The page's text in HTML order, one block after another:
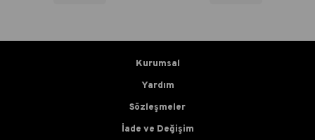
Kurumsal
Yardım
Sözleşmeler
İade ve Değişim